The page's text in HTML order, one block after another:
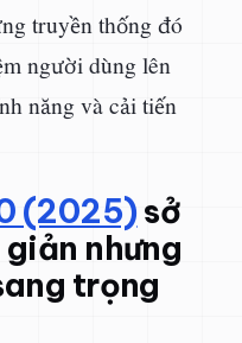
truyền thống đó
người dùng lên
năng và cải tiến
(2025)sở
nhưng
trọng